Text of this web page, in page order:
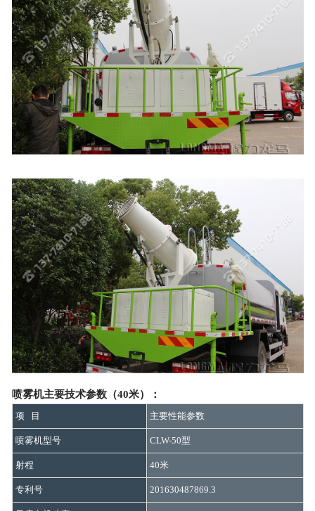
喷雾机主要技术参数（40米）：
项 目 主要性能参数
喷雾机型号 CLW-50型
射程 40米
专利号 201630487869.3